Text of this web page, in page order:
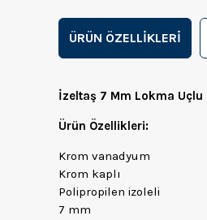
ÜRÜN ÖZELLIKLERI
İzeltaş 7 Mm Lokma
Ürün Özellikleri:
Krom vanadyum
Krom kaplı
Polipropilen izoleli
7 mm